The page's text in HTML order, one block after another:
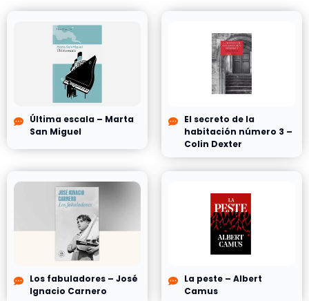
Última escala – Marta
San Miguel
El secreto de la
habitación número 3 –
Colin Dexter
Los fabuladores – José
Ignacio Carnero
La peste – Albert
Camus